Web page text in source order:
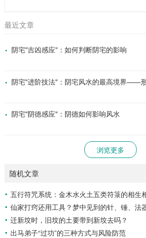
最近文章
阴宅"吉凶感应"：如何判断阴宅的影响
阴宅"进阶技法"：阴宅风水的最高境界——
阴宅"阴德感应"：阴德如何影响风水
浏览更多
随机文章
五行符咒系统：金木水火土五类符箓的相生
仙家打窍还用工具？梦中见到的针、锤、法
迁新坟时，旧坟的土要带到新坟去吗？
出马弟子“过功”的三种方式与风险防范